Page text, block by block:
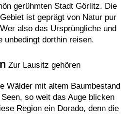
gerühmten Stadt Görlitz. Die
ist geprägt von Natur pur
also das Ursprüngliche und
unbedingt dorthin reisen.
Zur Lausitz gehören
Wälder mit altem Baumbestand
so weit das Auge blicken
Region ein Dorado, denn die